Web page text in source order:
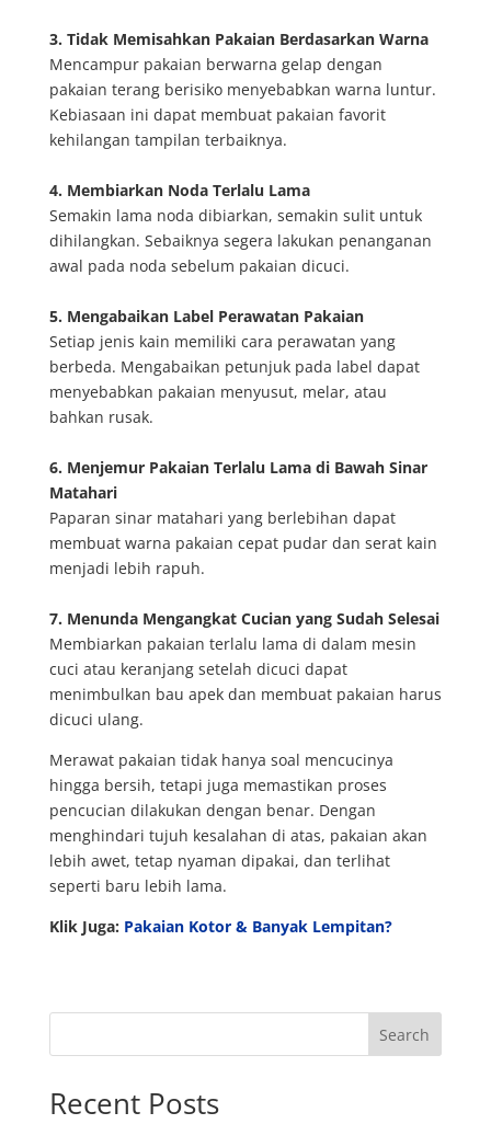
3. Tidak Memisahkan Pakaian Berdasarkan Warna
Mencampur pakaian berwarna gelap dengan
pakaian terang berisiko menyebabkan warna luntur.
Kebiasaan ini dapat membuat pakaian favorit
kehilangan tampilan terbaiknya.
4. Membiarkan Noda Terlalu Lama
Semakin lama noda dibiarkan, semakin sulit untuk
dihilangkan. Sebaiknya segera lakukan penanganan
awal pada noda sebelum pakaian dicuci.
5. Mengabaikan Label Perawatan Pakaian
Setiap jenis kain memiliki cara perawatan yang
berbeda. Mengabaikan petunjuk pada label dapat
menyebabkan pakaian menyusut, melar, atau
bahkan rusak.
6. Menjemur Pakaian Terlalu Lama di Bawah Sinar
Matahari
Paparan sinar matahari yang berlebihan dapat
membuat warna pakaian cepat pudar dan serat kain
menjadi lebih rapuh.
7. Menunda Mengangkat Cucian yang Sudah Selesai
Membiarkan pakaian terlalu lama di dalam mesin
cuci atau keranjang setelah dicuci dapat
menimbulkan bau apek dan membuat pakaian harus
dicuci ulang.
Merawat pakaian tidak hanya soal mencucinya
hingga bersih, tetapi juga memastikan proses
pencucian dilakukan dengan benar. Dengan
menghindari tujuh kesalahan di atas, pakaian akan
lebih awet, tetap nyaman dipakai, dan terlihat
seperti baru lebih lama.
Klik Juga: Pakaian Kotor & Banyak Lempitan?
Search
Recent Posts